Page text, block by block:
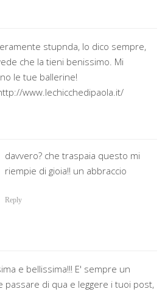
stupnda, lo dico sempre,
che la tieni benissimo. Mi
le tue ballerine!
www.lechicchedipaola.it/
davvero? che traspaia questo mi
riempie di gioia!! un abbraccio
Reply
e bellissima!!! E' sempre un
passare di qua e leggere i tuoi post,